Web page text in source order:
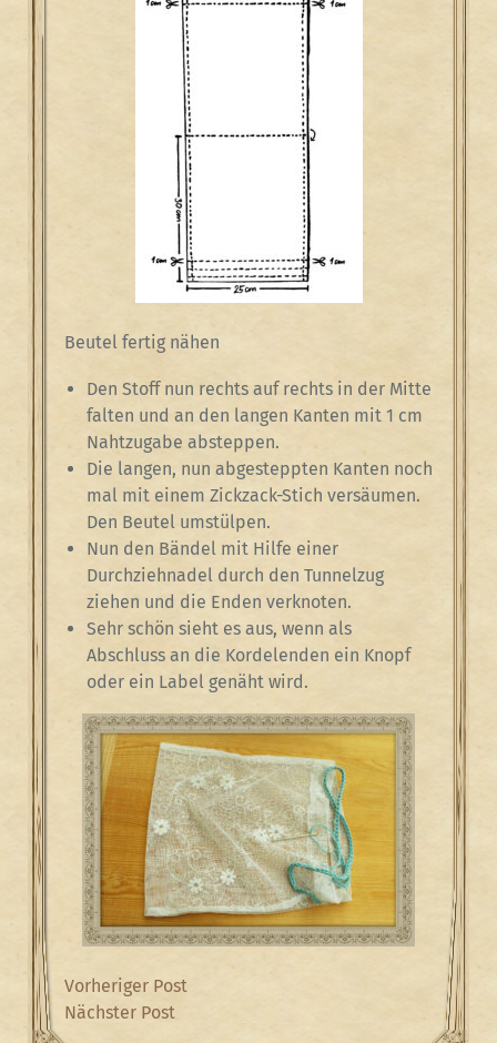
Beutel fertig nähen
Den Stoff nun rechts auf rechts in der Mitte
falten und an den langen Kanten mit 1 cm
Nahtzugabe absteppen.
Die langen, nun abgesteppten Kanten noch
mal mit einem Zickzack-Stich versäumen.
Den Beutel umstülpen.
Nun den Bändel mit Hilfe einer
Durchziehnadel durch den Tunnelzug
ziehen und die Enden verknoten.
Sehr schön sieht es aus, wenn als
Abschluss an die Kordelenden ein Knopf
oder ein Label genäht wird.
Beitragsnavigation
Previous
Post
Vorheriger Post
Next
Post
Nächster Post